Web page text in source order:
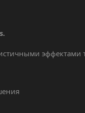
эффектами